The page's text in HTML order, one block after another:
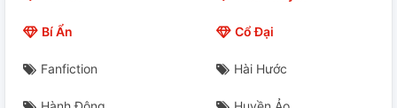
lăm tuổi nha hoàn, cái này còn chưa kịp, lại còn là một
Bí Ẩn Cổ Đại
Fanfiction Hài Hước